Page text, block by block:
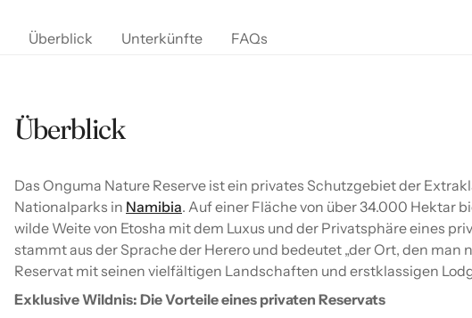
Überblick Unterkünfte FAQs
Überblick
Das Onguma Nature Reserve ist ein privates Schutzgebiet der
Nationalparks in Namibia. Auf einer Fläche von über 34.000 Hektar
wilde Weite von Etosha mit dem Luxus und der Privatsphäre eines
stammt aus der Sprache der Herero und bedeutet „der Ort, den man
Reservat mit seinen vielfältigen Landschaften und erstklassigen
Exklusive Wildnis: Die Vorteile eines privaten Reservats